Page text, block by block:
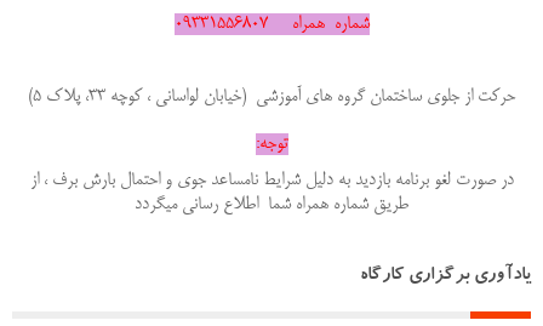
شماره همراه 09331556807
حرکت از جلوی ساختمان گروه های آموزشی (خیابان لواسانی ، کوچه 33، پلاک 5)
توجه:
در صورت لغو برنامه بازدید به دلیل شرایط نامساعد جوی و احتمال بارش برف ، از
طریق شماره همراه شما اطلاع رسانی میگردد
یادآوری برگزاری کارگاه